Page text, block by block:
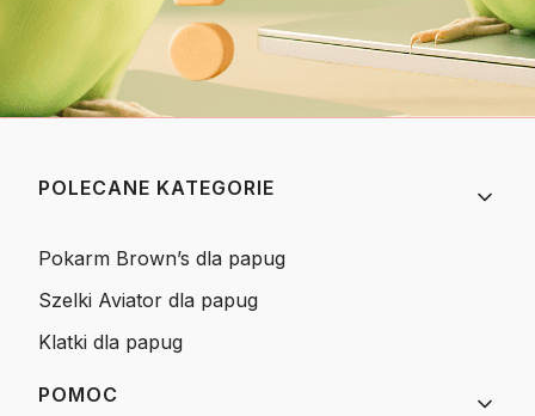
Linki w stopce
POLECANE KATEGORIE
Pokarm Brown’s dla papug
Szelki Aviator dla papug
Klatki dla papug
POMOC